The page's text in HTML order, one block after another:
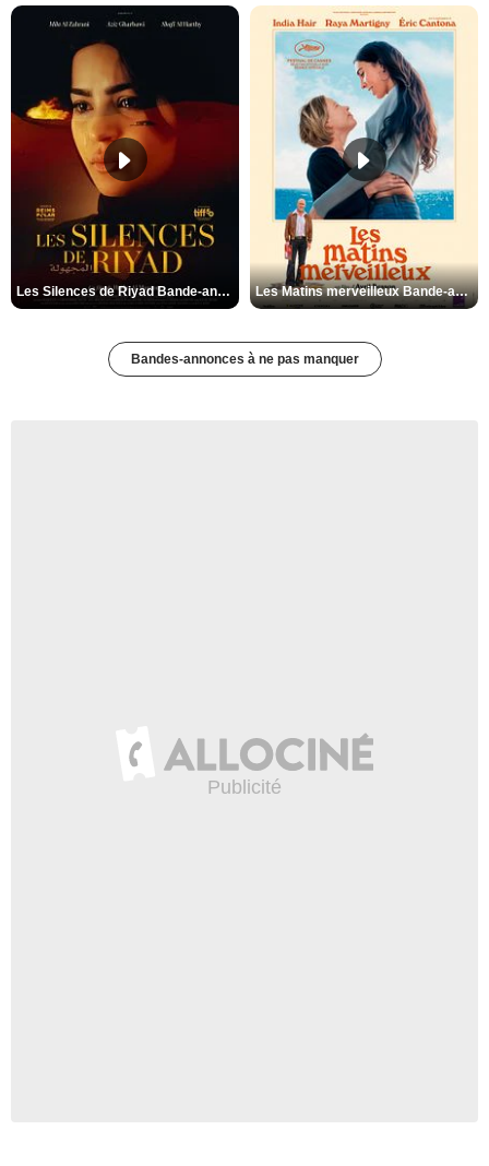
Les Silences de Riyad Bande-annonce VO STFR Les Matins merveilleux Bande-annonce VF
Bandes-annonces à ne pas manquer